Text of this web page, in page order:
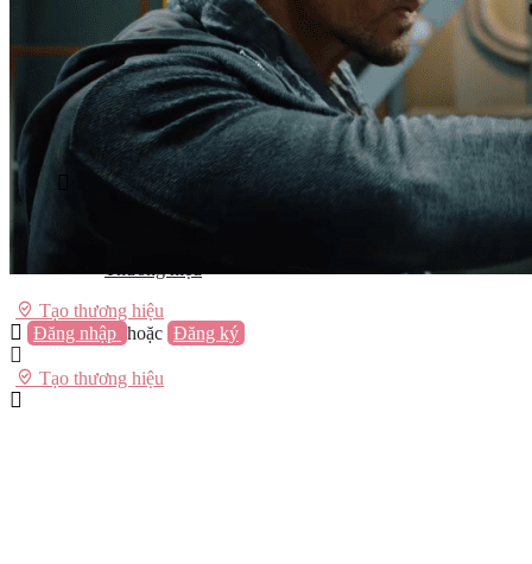
Vũng Tàu
Nha Trang
Đà Lạt
Cần Thơ
Quy Nhơn
Thừa Thiên Huế
Khác…
Blog
Sách / Truyện
Tạo thương hiệu
Đăng nhập hoặc Đăng ký
Tạo thương hiệu